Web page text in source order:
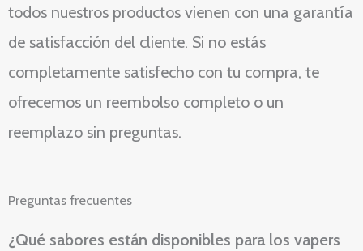
todos nuestros productos vienen con una garantía
de satisfacción del cliente. Si no estás
completamente satisfecho con tu compra, te
ofrecemos un reembolso completo o un
reemplazo sin preguntas.
Preguntas frecuentes
¿Qué sabores están disponibles para los vapers